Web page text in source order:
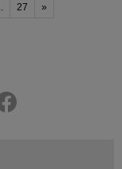
27 »